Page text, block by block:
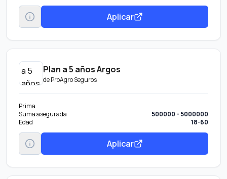
Aplicar
Plan a 5 años Argos
deProAgro Seguros
Prima
Suma asegurada
500000 - 5000000
Edad
18-60
Aplicar